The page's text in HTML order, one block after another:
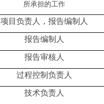
所承担的工作
项目负责人，报告编制人
报告编制人
报告审核人
过程控制负责人
技术负责人